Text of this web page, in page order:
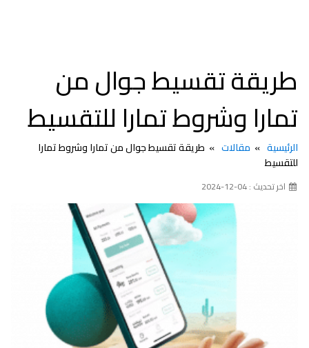
طريقة تقسيط جوال من
تمارا وشروط تمارا للتقسيط
الرئيسية مقالات
طريقة تقسيط جوال من تمارا وشروط تمارا
للتقسيط
اخر تحديث : 04-12-2024